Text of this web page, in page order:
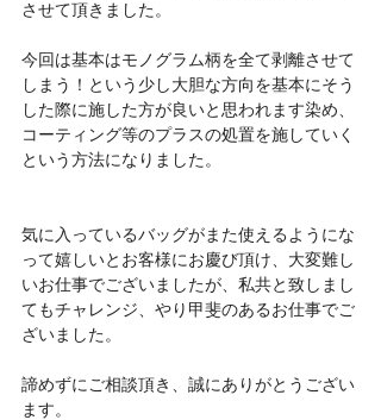
させて頂きました。
今回は基本はモノグラム柄を全て剥離させて
しまう！という少し大胆な方向を基本にそう
した際に施した方が良いと思われます染め、
コーティング等のプラスの処置を施していく
という方法になりました。
気に入っているバッグがまた使えるようにな
って嬉しいとお客様にお慶び頂け、大変難し
いお仕事でございましたが、私共と致しまし
てもチャレンジ、やり甲斐のあるお仕事でご
ざいました。
諦めずにご相談頂き、誠にありがとうござい
ます。